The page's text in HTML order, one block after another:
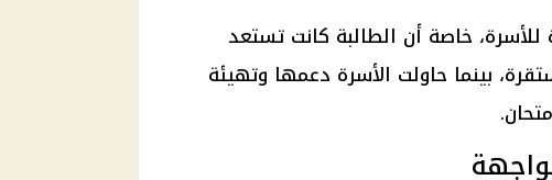
خاصة أن الطالبة كانت تستعد
بينما حاولت الأسرة دعمها وتهيئة